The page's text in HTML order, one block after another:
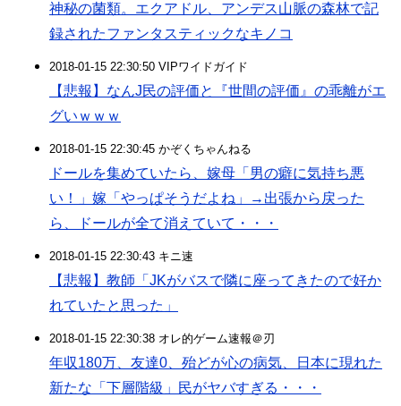
神秘の菌類。エクアドル、アンデス山脈の森林で記
録されたファンタスティックなキノコ
2018-01-15 22:30:50 VIPワイドガイド
【悲報】なんJ民の評価と『世間の評価』の乖離がエ
グいｗｗｗ
2018-01-15 22:30:45 かぞくちゃんねる
ドールを集めていたら、嫁母「男の癖に気持ち悪
い！」嫁「やっぱそうだよね」→出張から戻った
ら、ドールが全て消えていて・・・
2018-01-15 22:30:43 キニ速
【悲報】教師「JKがバスで隣に座ってきたので好か
れていたと思った」
2018-01-15 22:30:38 オレ的ゲーム速報＠刃
年収180万、友達0、殆どが心の病気、日本に現れた
新たな「下層階級」民がヤバすぎる・・・